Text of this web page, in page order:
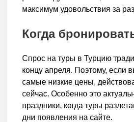
максимум удовольствия за
Когда
Спрос на туры в Турцию
концу апреля. Поэтому, если
самые низкие цены,
сейчас. Особенно это
праздники, когда туры
дни появления на сайте.